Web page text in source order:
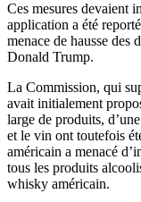
Ces mesures devaient
application a été
menace de hausse des
Donald Trump.
La Commission, qui
avait initialement
large de produits,
et le vin ont toutefois
américain a menacé
tous les produits
whisky américain.